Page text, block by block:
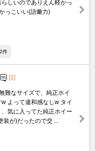
しいのでありえん軽かっ
っこいい(語彙力)
件
[1]
難なサイズで、純正ホイ
よって違和感なしw タイ
気に入ってた純正ホイー
が)だったので交 ...